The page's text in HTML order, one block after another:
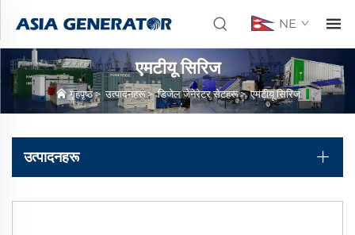
NE
एमटीयू सिरिज
गृहपृष्ठ>उत्पादनहरू>डिजेल जेनेरेटर सेटहरू>एमटीयू सिरिज
उत्पादनहरू